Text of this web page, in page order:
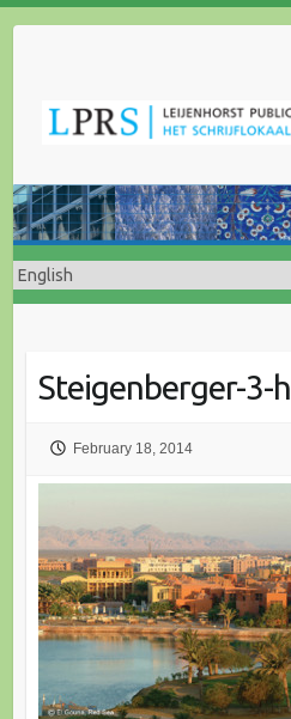
Steigenberger-3-h
February 18, 2014